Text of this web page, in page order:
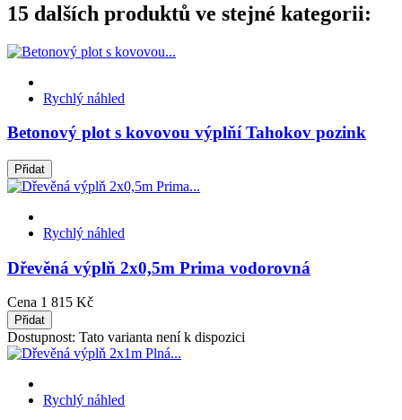
15 dalších produktů ve stejné kategorii:
Rychlý náhled
Betonový plot s kovovou výplňí Tahokov pozink
Přidat
Rychlý náhled
Dřevěná výplň 2x0,5m Prima vodorovná
Cena 1 815 Kč
Přidat
Dostupnost: Tato varianta není k dispozici
Rychlý náhled